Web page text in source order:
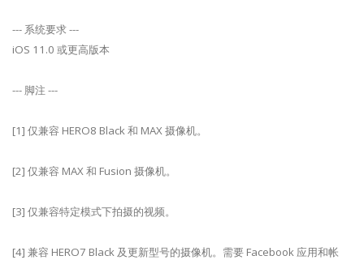
--- 系统要求 ---
iOS 11.0 或更高版本
--- 脚注 ---
[1] 仅兼容 HERO8 Black 和 MAX 摄像机。
[2] 仅兼容 MAX 和 Fusion 摄像机。
[3] 仅兼容特定模式下拍摄的视频。
[4] 兼容 HERO7 Black 及更新型号的摄像机。需要 Facebook 应用和帐